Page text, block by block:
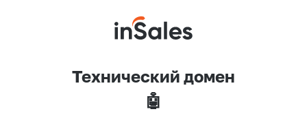
Технический домен
🤖